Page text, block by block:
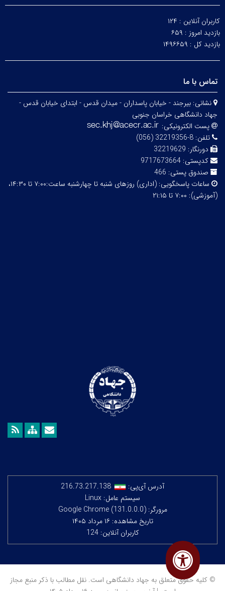
کاربران آنلاین : ۱۲۴
بازدید امروز : ۶۵۹
بازدید کل : ۱۴۹۶۶۵۹
تماس با ما
نشانی: بیرجند - خیابان پاسداران - میدان قدس - ابتدای خیابان قدس -
جهاد دانشگاهی خراسان جنوبی
پست الکترونیکی:
تلفن: 8-32219356 (056)
دورنگار: 32219629
کدپستی: 9717673664
صندوق پستی: 466
ساعات پاسخگویی:
(اداری) روزهای شنبه تا چهارشنبه ساعت:۷:۰۰ تا ۱۴:۳۰،
(آموزشی): ۷:۰۰ تا ۲۱:۱۵
آدرس آی‌پی:
216.73.217.138
سیستم عامل: Linux
مرورگر: Google Chrome (131.0.0.0)
تاریخ مشاهده: ۱۶ مرداد ۱۴۰۵
کاربران آنلاین: 124
© کلیه حقوق متعلق به جهاد دانشگاهی است. نقل مطالب با ذکر منبع مجاز